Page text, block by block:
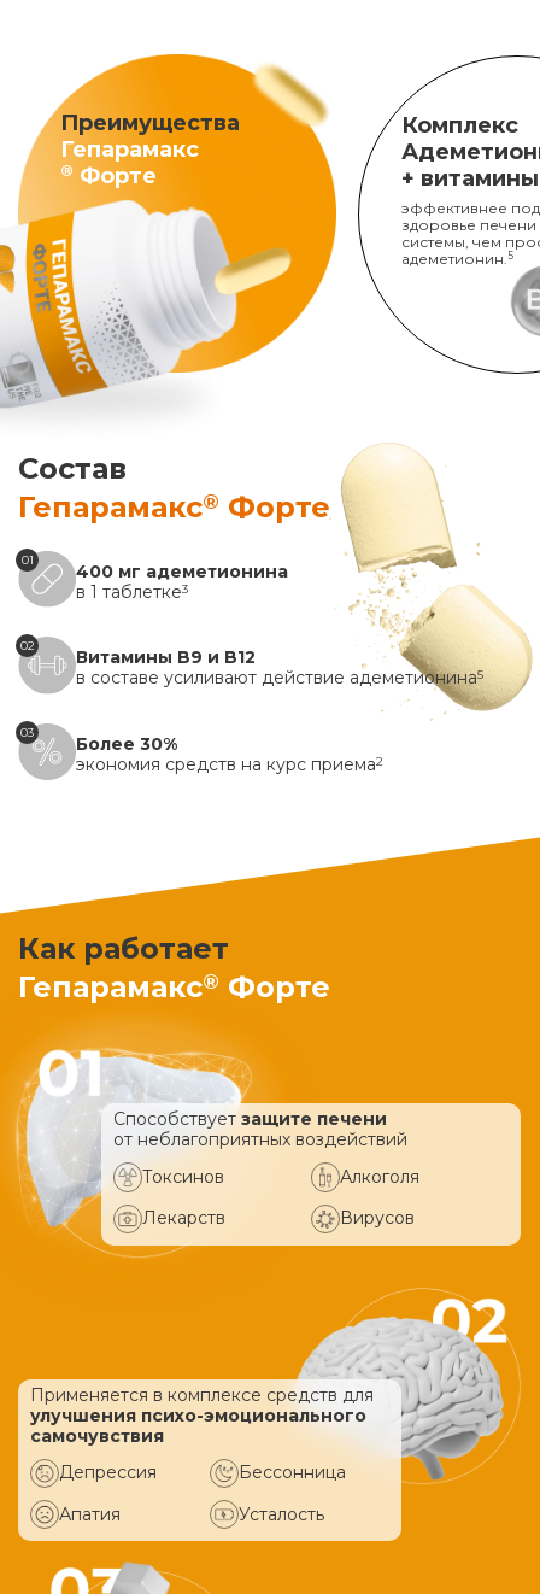
Преимущества
Гепарамакс
® Форте
Комплекс
+
эффективнее
здоровье печени
системы, чем
адеметионин. 5
Состав
Гепарамакс® Форте
01
400 мг адеметионина
в 1 таблетке3
02
Витамины B9 и B12
в составе усиливают действие адеметионина5
03
Более 30%
экономия средств на курс приема2
Как работает
Гепарамакс® Форте
Способствует защите печени
от неблагоприятных воздействий
Токсинов
Алкоголя
Лекарств
Вирусов
Применяется в комплексе средств для
улучшения психо-эмоционального
самочувствия
Депрессия
Бессонница
Апатия
Усталость